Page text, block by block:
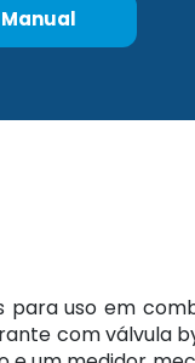
uso em
com válvula